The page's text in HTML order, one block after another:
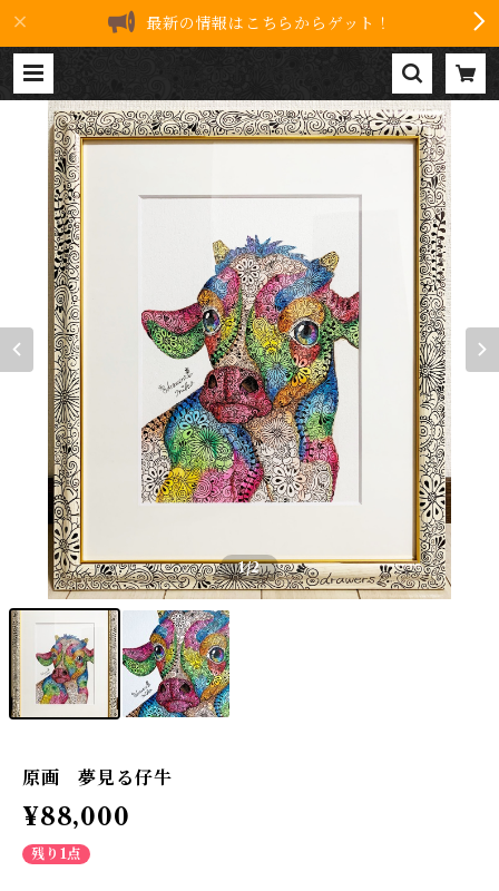
最新の情報はこちらからゲット！
1/2
原画 夢見る仔牛
¥88,000
残り1点